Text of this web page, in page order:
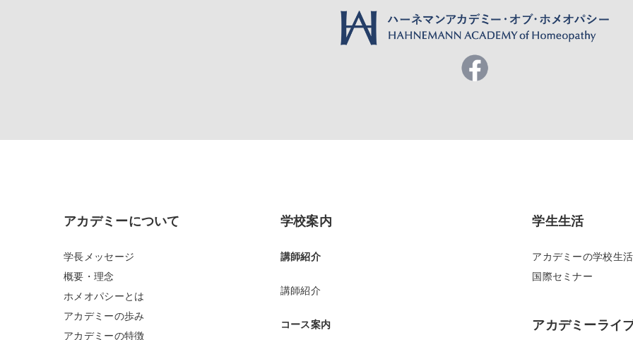
アカデミーについて
学長メッセージ
概要・理念
ホメオパシーとは
アカデミーの歩み
アカデミーの特徴
学校案内
講師紹介
講師紹介
コース案内
学生生活
アカデミーの学校生活
国際セミナー
アカデミーライ